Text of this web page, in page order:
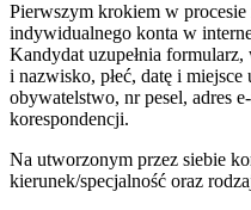
Pierwszym krokiem w
indywidualnego konta w
Kandydat uzupełnia
i nazwisko, płeć, datę i
obywatelstwo, nr pesel, adres
korespondencji.
Na utworzonym przez siebie
kierunek/specjalność oraz